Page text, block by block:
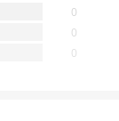
0
0
0